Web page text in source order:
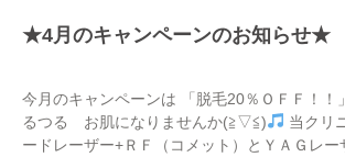
★4月のキャンペーンのお知らせ★
今月のキャンペーンは 「脱毛20％ＯＦＦ！
るつる お肌になりませんか(≧▽≦)
当クリ
ードレーザー+ＲＦ（コメット）とＹＡＧレー